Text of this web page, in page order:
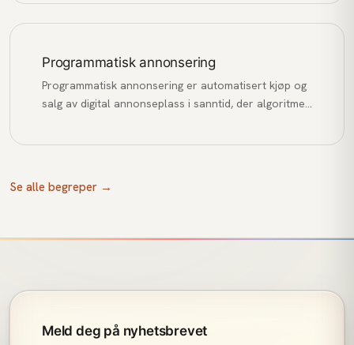
Programmatisk annonsering
Programmatisk annonsering er automatisert kjøp og
salg av digital annonseplass i sanntid, der algoritmer
Se alle begreper →
Meld deg på nyhetsbrevet